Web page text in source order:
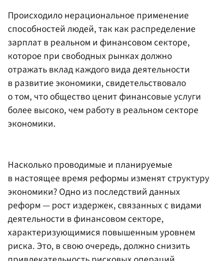
Происходило нерациональное применение
способностей людей, так как распределение
зарплат в реальном и финансовом секторе,
которое при свободных рынках должно
отражать вклад каждого вида деятельности
в развитие экономики, свидетельствовало
о том, что общество ценит финансовые услуги
более высоко, чем работу в реальном секторе
экономики.
Насколько проводимые и планируемые
в настоящее время реформы изменят структуру
экономики? Одно из последствий данных
реформ — рост издержек, связанных с видами
деятельности в финансовом секторе,
характеризующимися повышенным уровнем
риска. Это, в свою очередь, должно снизить